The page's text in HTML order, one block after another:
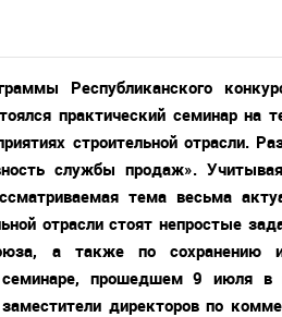
Республиканского
практический семинар на
строительной отрасли.
службы продаж».
тема весьма
отрасли стоят непростые
а также по сохранению
прошедшем 9 июля в
директоров по